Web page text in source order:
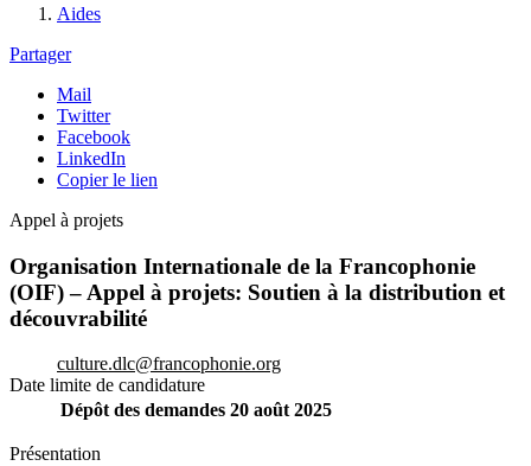
Aides
Partager
Mail
Twitter
Facebook
LinkedIn
Copier le lien
Appel à projets
Organisation Internationale de la Francophonie
(OIF) – Appel à projets: Soutien à la distribution et
découvrabilité
culture.dlc@francophonie.org
Date limite de candidature
Dépôt des demandes 20 août 2025
Présentation